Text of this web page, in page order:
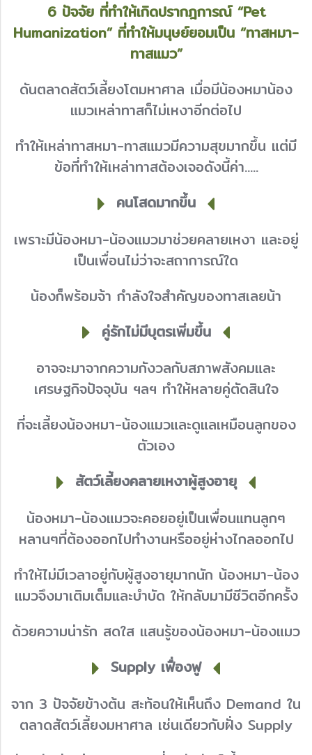
6 ปัจจัย ที่ทำให้เกิดปรากฎการณ์ “Pet
Humanization” ที่ทำให้มนุษย์ยอมเป็น “ทาสหมา-
ทาสแมว”
ดันตลาดสัตว์เลี้ยงโตมหาศาล เมื่อมีน้องหมาน้อง
แมวเหล่าทาสก็ไม่เหงาอีกต่อไป
ทำให้เหล่าทาสหมา-ทาสแมวมีความสุขมากขึ้น แต่มี
ข้อที่ทำให้เหล่าทาสต้องเจอดังนี้ค่า.....
คนโสดมากขึ้น
เพราะมีน้องหมา-น้องแมวมาช่วยคลายเหงา และอยู่
เป็นเพื่อนไม่ว่าจะสถาการณ์ใด
น้องก็พร้อมจ้า กำลังใจสำคัญของทาสเลยน้า
คู่รักไม่มีบุตรเพิ่มขึ้น
อาจจะมาจากความกังวลกับสภาพสังคมและ
เศรษฐกิจปัจจุบัน ฯลฯ ทำให้หลายคู่ตัดสินใจ
ที่จะเลี้ยงน้องหมา-น้องแมวและดูแลเหมือนลูกของ
ตัวเอง
สัตว์เลี้ยงคลายเหงาผู้สูงอายุ
น้องหมา-น้องแมวจะคอยอยู่เป็นเพื่อนแทนลูกๆ
หลานๆที่ต้องออกไปทำงานหรืออยู่ห่างไกลออกไป
ทำให้ไม่มีเวลาอยู่กับผู้สูงอายุมากนัก น้องหมา-น้อง
แมวจึงมาเติมเต็มและบำบัด ให้กลับมามีชีวิตอีกครั้ง
ด้วยความน่ารัก สดใส แสนรู้ของน้องหมา-น้องแมว
Supply เฟื่องฟู
จาก 3 ปัจจัยข้างต้น สะท้อนให้เห็นถึง Demand ใน
ตลาดสัตว์เลี้ยงมหาศาล เช่นเดียวกับฝั่ง Supply